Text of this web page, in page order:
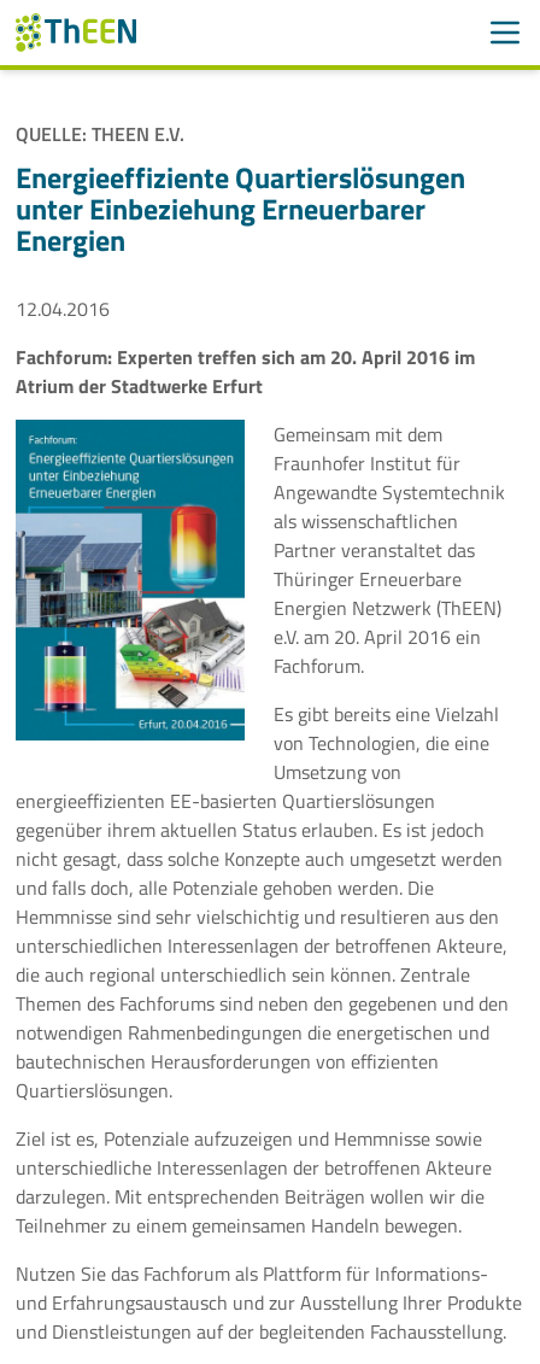
Navigation überspringen
ThEEN
Services
Aktivitäten
Veranstaltungen
Aktuelles
Meldungen
Pressemeldungen
Branchenmeldungen
Statements
Jobs
Mediathek
Akkreditierung
Mehr
QUELLE: THEEN E.V.
Energieeffiziente Quartierslösungen
unter Einbeziehung Erneuerbarer
Energien
12.04.2016
Fachforum: Experten treffen sich am 20. April 2016 im
Atrium der Stadtwerke Erfurt
Gemeinsam mit dem
Fraunhofer Institut für
Angewandte Systemtechnik
als wissenschaftlichen
Partner veranstaltet das
Thüringer Erneuerbare
Energien Netzwerk (ThEEN)
e.V. am 20. April 2016 ein
Fachforum.
Es gibt bereits eine Vielzahl
von Technologien, die eine
Umsetzung von
energieeffizienten EE-basierten Quartierslösungen
gegenüber ihrem aktuellen Status erlauben. Es ist jedoch
nicht gesagt, dass solche Konzepte auch umgesetzt werden
und falls doch, alle Potenziale gehoben werden. Die
Hemmnisse sind sehr vielschichtig und resultieren aus den
unterschiedlichen Interessenlagen der betroffenen Akteure,
die auch regional unterschiedlich sein können. Zentrale
Themen des Fachforums sind neben den gegebenen und den
notwendigen Rahmenbedingungen die energetischen und
bautechnischen Herausforderungen von effizienten
Quartierslösungen.
Ziel ist es, Potenziale aufzuzeigen und Hemmnisse sowie
unterschiedliche Interessenlagen der betroffenen Akteure
darzulegen. Mit entsprechenden Beiträgen wollen wir die
Teilnehmer zu einem gemeinsamen Handeln bewegen.
Nutzen Sie das Fachforum als Plattform für Informations-
und Erfahrungsaustausch und zur Ausstellung Ihrer Produkte
und Dienstleistungen auf der begleitenden Fachausstellung.